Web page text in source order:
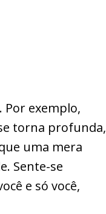
. Por exemplo,
torna profunda,
uma mera
Sente-se
e só você,